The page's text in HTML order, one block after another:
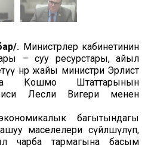
. Министрлер кабинетинин
– суу ресурстары, айыл
өнөр жайы министри Эрлист
Кошмо Штаттарынын
Лесли Вигери менен
багытындагы
маселелери сүйлөшүлүп,
чарба тармагына басым